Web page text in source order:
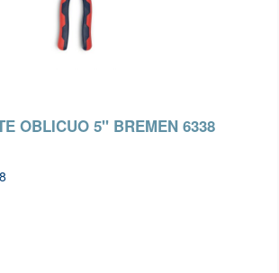
OBLICUO 5" BREMEN 6338